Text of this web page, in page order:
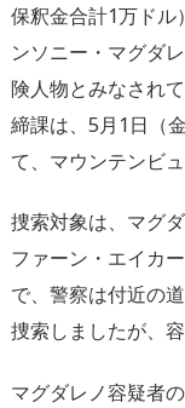
保釈金合計1万ドル
ンソニー・マグダ
険人物とみなされて
締課は、5月1日（金
て、マウンテンビ
捜索対象は、 マグ
ファーン・ エイカ
で、 警察は付近の道
捜索しましたが、
マグダレノ容疑者